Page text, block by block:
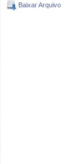
Baixar Arquivo